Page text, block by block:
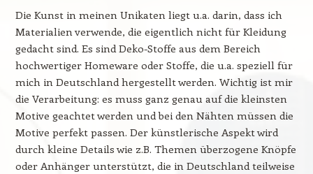
Die Kunst in meinen Unikaten liegt u.a. darin, dass ich
Materialien verwende, die eigentlich nicht für Kleidung
gedacht sind. Es sind Deko-Stoffe aus dem Bereich
hochwertiger Homeware oder Stoffe, die u.a. speziell für
mich in Deutschland hergestellt werden. Wichtig ist mir
die Verarbeitung: es muss ganz genau auf die kleinsten
Motive geachtet werden und bei den Nähten müssen die
Motive perfekt passen. Der künstlerische Aspekt wird
durch kleine Details wie z.B. Themen überzogene Knöpfe
oder Anhänger unterstützt, die in Deutschland teilweise